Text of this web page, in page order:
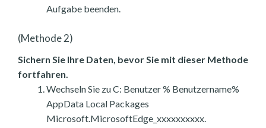
Aufgabe beenden.
(Methode 2)
Sichern Sie Ihre Daten, bevor Sie mit dieser Methode
fortfahren.
Wechseln Sie zu C: Benutzer % Benutzername%
AppData Local Packages
Microsoft.MicrosoftEdge_xxxxxxxxxx.